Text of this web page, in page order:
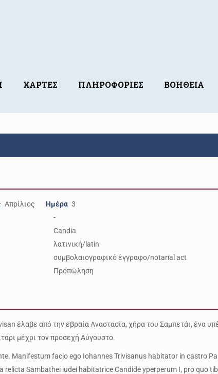
ΧΑΡΤΕΣ ΠΛΗΡΟΦΟΡΙΕΣ ΒΟΗΘΕΙΑ
Απρίλιος Ημέρα 3
-
Candia
λατινική/latin
συμβολαιογραφικό έγγραφο/notarial act
Προπώληση
έλαβε από την εβραία Αναστασία, χήρα του Σαμπετάι, ένα
μέχρι τον προσεχή Αύγουστο.
Manifestum facio ego Iohannes Trivisanus habitator in castro
relicta Sambathei iudei habitatrice Candide yperperum I, pro quo